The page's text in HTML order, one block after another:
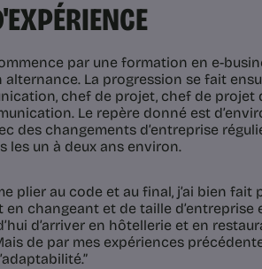
par une formation en e-
alternance. La progression se fait
chef de projet, chef de projet
Le repère donné est
des changements d’entreprise
les un à deux ans environ.
plier au code et au final, j’ai bien fait
en changeant et de taille d’entreprise
d’arriver en hôtellerie et en
de par mes expériences